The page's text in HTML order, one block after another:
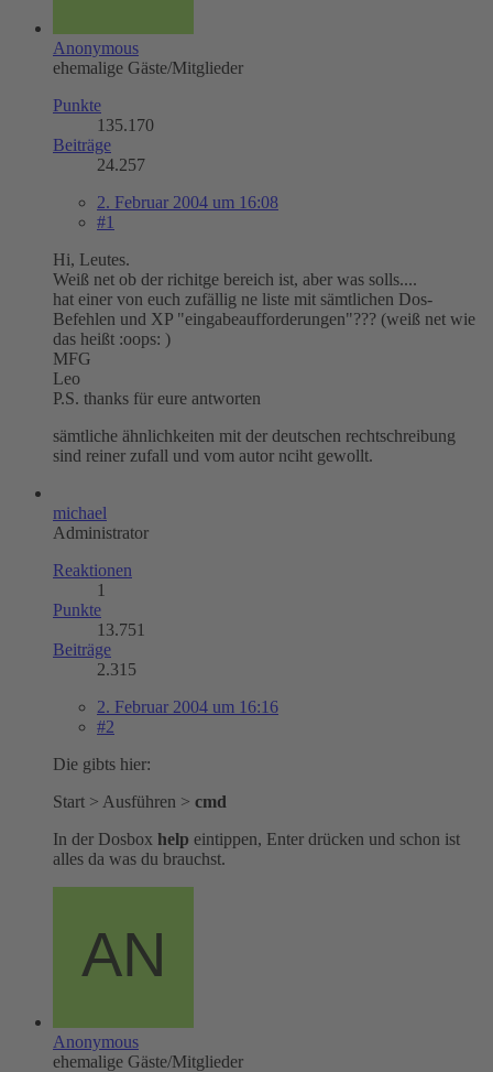
Anonymous
ehemalige Gäste/Mitglieder
Punkte
135.170
Beiträge
24.257
2. Februar 2004 um 16:08
#1
Hi, Leutes.
Weiß net ob der richitge bereich ist, aber was solls....
hat einer von euch zufällig ne liste mit sämtlichen Dos-
Befehlen und XP "eingabeaufforderungen"??? (weiß net wie
das heißt :oops: )
MFG
Leo
P.S. thanks für eure antworten
sämtliche ähnlichkeiten mit der deutschen rechtschreibung
sind reiner zufall und vom autor nciht gewollt.
michael
Administrator
Reaktionen
1
Punkte
13.751
Beiträge
2.315
2. Februar 2004 um 16:16
#2
Die gibts hier:
Start > Ausführen > cmd
In der Dosbox help eintippen, Enter drücken und schon ist
alles da was du brauchst.
Anonymous
ehemalige Gäste/Mitglieder